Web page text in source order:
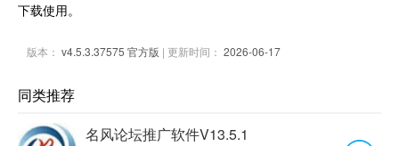
下载使用。
版本： v4.5.3.37575 官方版 | 更新时间： 2026-06-17
同类推荐
名风论坛推广软件V13.5.1